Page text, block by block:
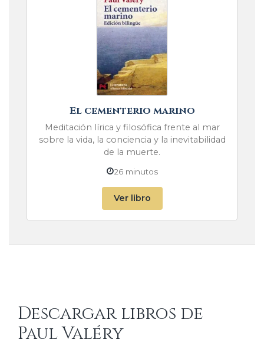
El cementerio marino
Meditación lírica y filosófica frente al mar
sobre la vida, la conciencia y la inevitabilidad
de la muerte.
26 minutos
Ver libro
Descargar libros de
Paul Valéry